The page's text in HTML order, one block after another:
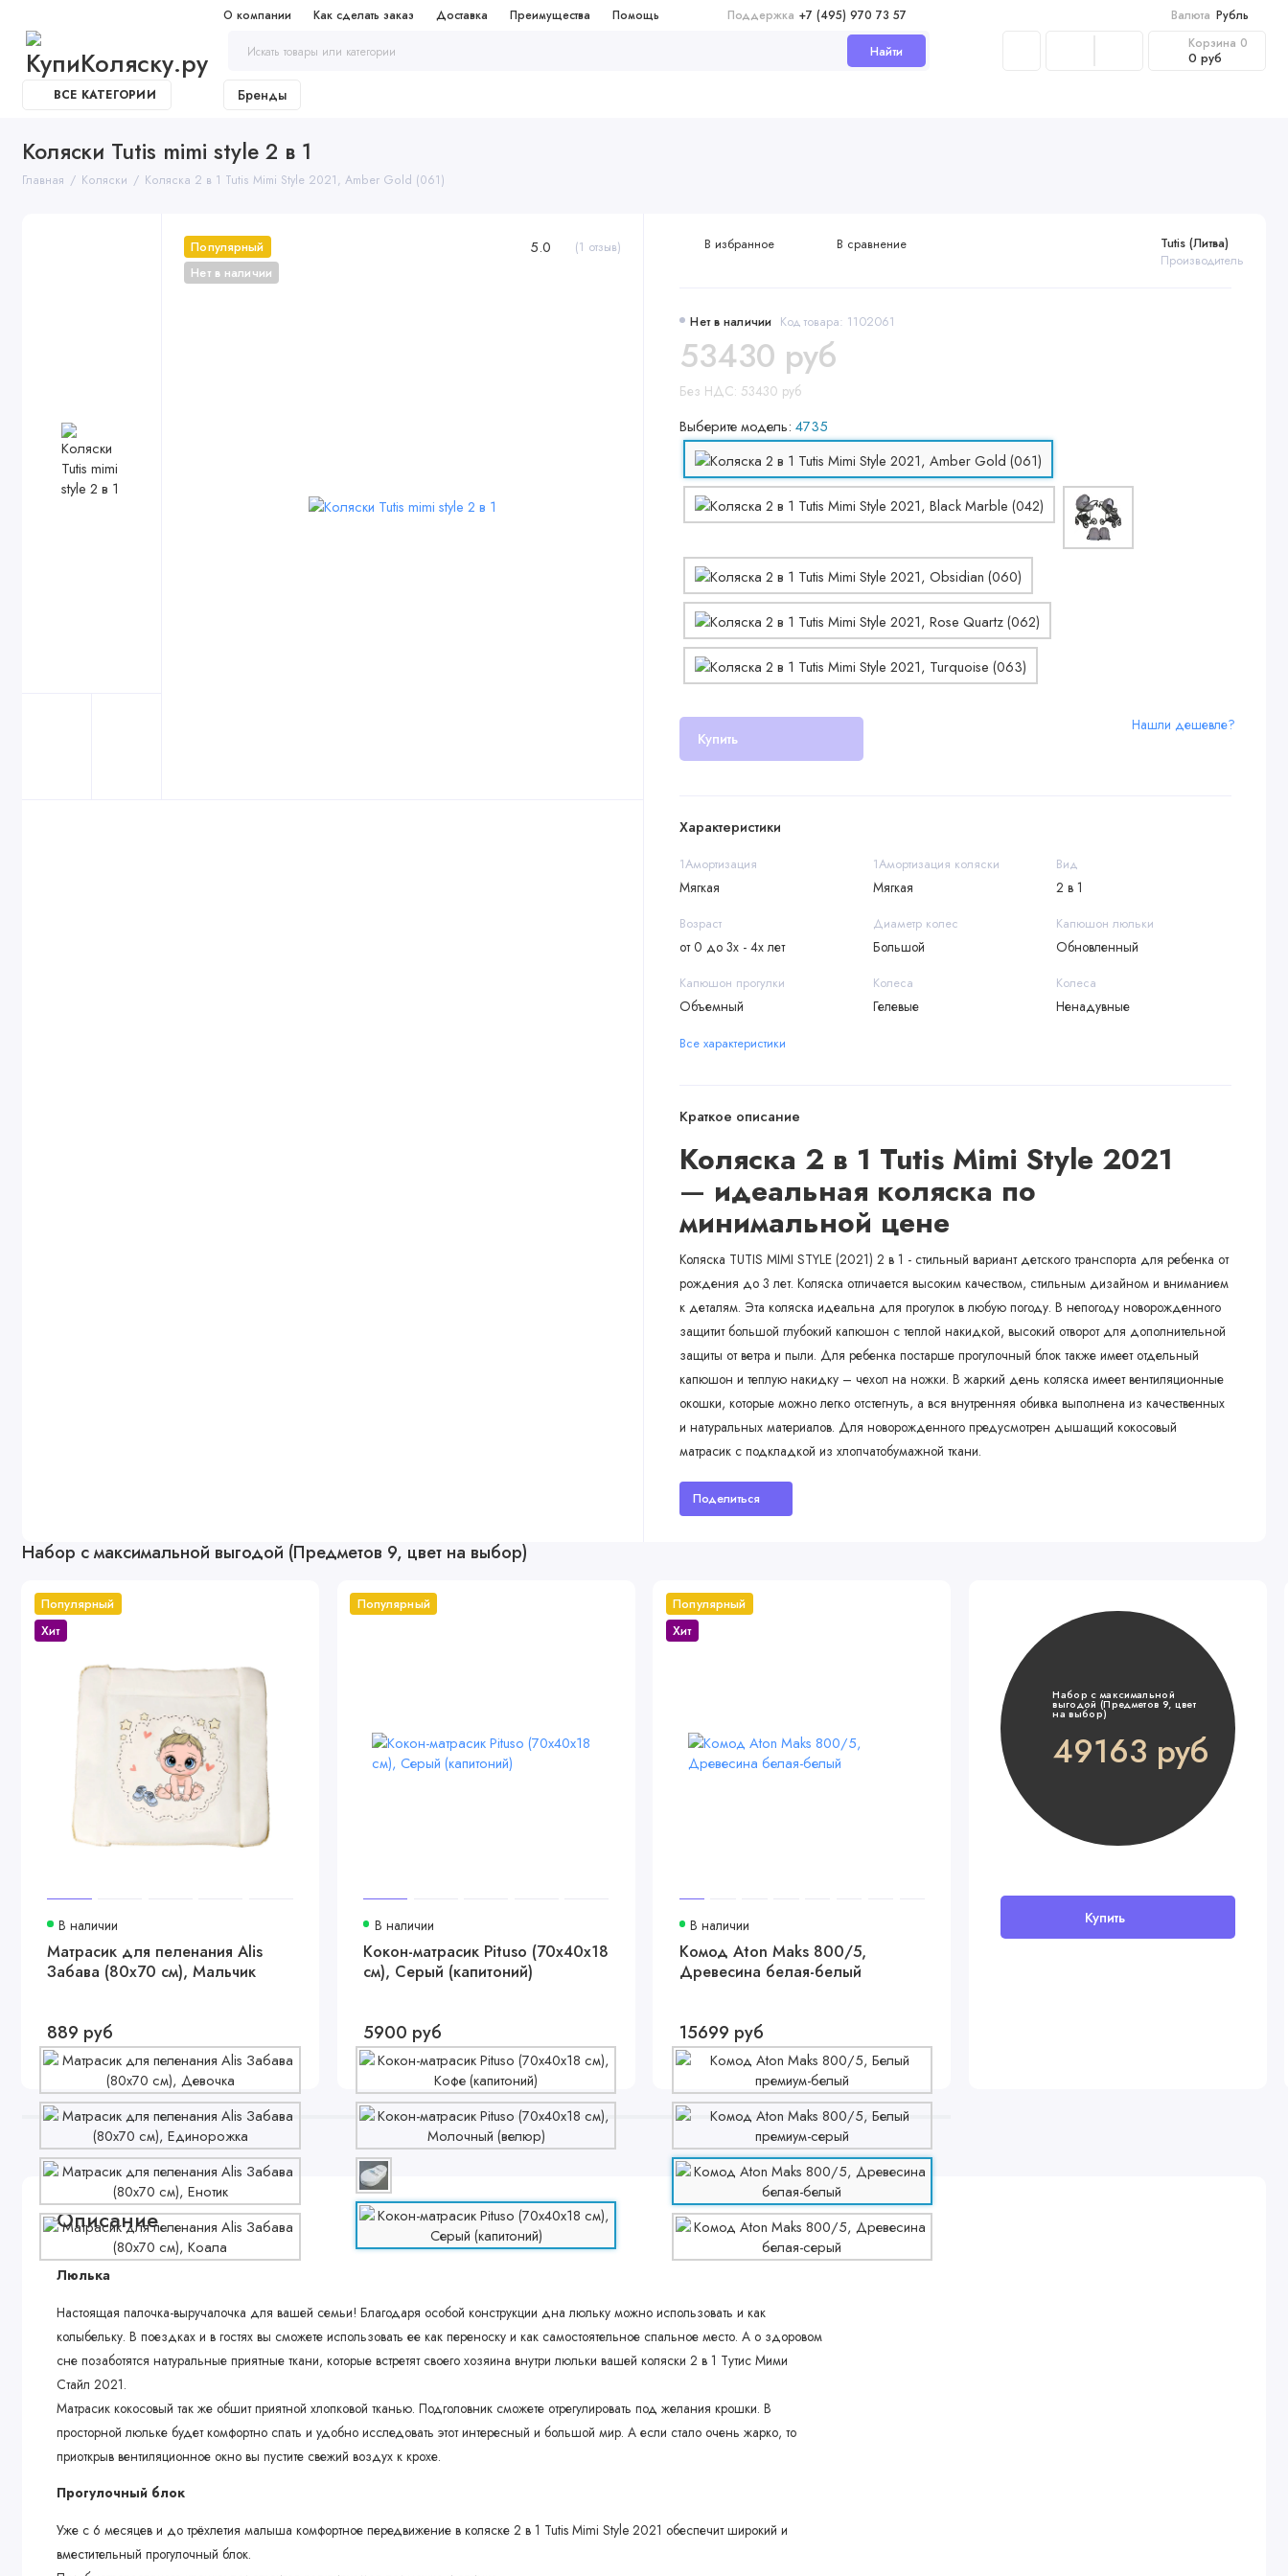
О компании Как сделать заказ Доставка Преимущества Помощь Поддержка +7 (495) 970 73 57 Валюта Рубль
Найти Корзина 0
0 руб
ВСЕ КАТЕГОРИИ Бренды
Коляски Tutis mimi style 2 в 1
Главная Коляски Коляска 2 в 1 Tutis Mimi Style 2021, Amber Gold (061)
Популярный
Нет в наличии
5.0 (1 отзыв)
Нет в наличии Код товара: 1102061
Tutis (Литва)
Производитель
53430 руб
Без НДС: 53430 руб
Выберите модель: 4735
Купить
Нашли дешевле?
В избранное В сравнение
Характеристики
1Амортизация
Мягкая
1Амортизация коляски
Мягкая
Вид
2 в 1
Возраст
от 0 до 3х - 4х лет
Диаметр колес
Большой
Капюшон люльки
Обновленный
Капюшон прогулки
Объемный
Колеса
Гелевые
Колеса
Ненадувные
Все характеристики
Краткое описание
Коляска 2 в 1 Tutis Mimi Style 2021
— идеальная коляска по
минимальной цене
Коляска TUTIS MIMI STYLE (2021) 2 в 1 - стильный вариант детского транспорта для ребенка от
рождения до 3 лет. Коляска отличается высоким качеством, стильным дизайном и вниманием
к деталям. Эта коляска идеальна для прогулок в любую погоду. В непогоду новорожденного
защитит большой глубокий капюшон с теплой накидкой, высокий отворот для дополнительной
защиты от ветра и пыли. Для ребенка постарше прогулочный блок также имеет отдельный
капюшон и теплую накидку – чехол на ножки. В жаркий день коляска имеет вентиляционные
окошки, которые можно легко отстегнуть, а вся внутренняя обивка выполнена из качественных
и натуральных материалов. Для новорожденного предусмотрен дышащий кокосовый
матрасик с подкладкой из хлопчатобумажной ткани.
Поделиться
Набор с максимальной выгодой (Предметов 9, цвет на выбор)
Популярный
Хит
В наличии
Матрасик для пеленания Alis
Забава (80х70 см), Мальчик
889 руб
Популярный
В наличии
Кокон-матрасик Pituso (70x40x18
см), Серый (капитоний)
5900 руб
Популярный
Хит
В наличии
Комод Aton Maks 800/5,
Древесина белая-белый
15699 руб
Набор с максимальной
выгодой (Предметов 9, цвет
на выбор)
49163 руб
Купить
Описание
Люлька
Настоящая палочка-выручалочка для вашей семьи! Благодаря особой конструкции дна люльку можно использовать и как
колыбельку. В поездках и в гостях вы сможете использовать ее как переноску и как самостоятельное спальное место. А о здоровом
сне позаботятся натуральные приятные ткани, которые встретят своего хозяина внутри люльки вашей коляски 2 в 1 Тутис Мими
Стайл 2021.
Матрасик кокосовый так же обшит приятной хлопковой тканью. Подголовник сможете отрегулировать под желания крошки. В
просторной люльке будет комфортно спать и удобно исследовать этот интересный и большой мир. А если стало очень жарко, то
приоткрыв вентиляционное окно вы пустите свежий воздух к крохе.
Прогулочный блок
Уже с 6 месяцев и до трёхлетия малыша комфортное передвижение в коляске 2 в 1 Tutis Mimi Style 2021 обеспечит широкий и
вместительный прогулочный блок.